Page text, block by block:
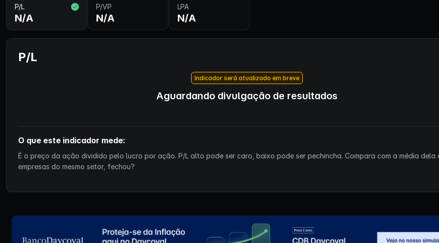
P/L
N/A
P/VP
N/A
LPA
N/A
P/L
Indicador será atualizado em breve
Aguardando divulgação de resultados
O que este indicador mede:
É o preço da ação dividido pelo lucro por ação. P/L alto pode ser caro, baixo pode ser pechincha. Compara com a média dela
empresas do mesmo setor, fechou?